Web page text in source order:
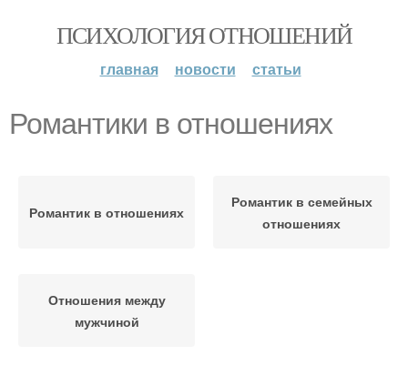
ПСИХОЛОГИЯ ОТНОШЕНИЙ
главная новости статьи
Романтики в отношениях
Романтик в отношениях
Романтик в семейных
отношениях
Отношения между
мужчиной